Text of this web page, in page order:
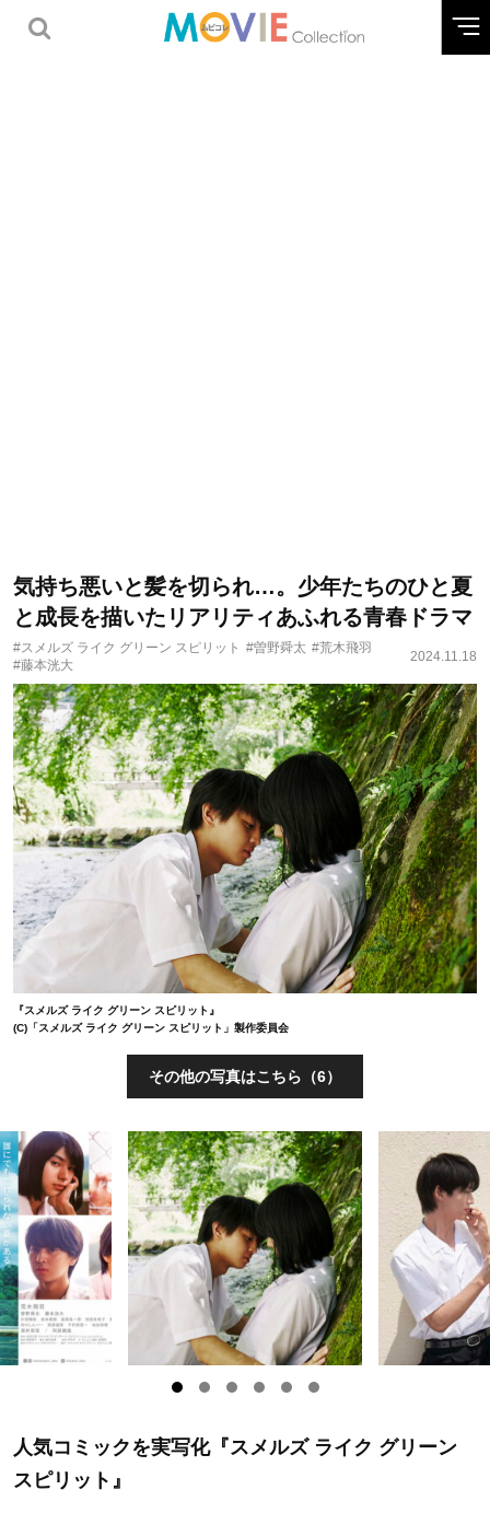
気持ち悪いと髪を切られ…。少年たちのひと夏
と成長を描いたリアリティあふれる青春ドラマ
#スメルズ ライク グリーン スピリット #曽野舜太 #荒木飛羽
#藤本洸大
2024.11.18
『スメルズ ライク グリーン スピリット』
(C)「スメルズ ライク グリーン スピリット」製作委員会
その他の写真はこちら（6）
人気コミックを実写化『スメルズ ライク グリーン
スピリット』